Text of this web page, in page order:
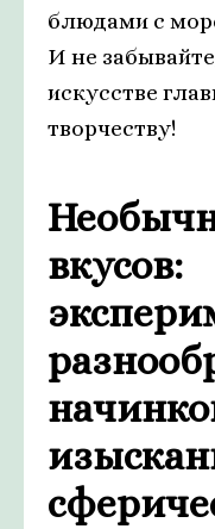
блюдами с
И не
искусстве
творчеству!
вкусов: